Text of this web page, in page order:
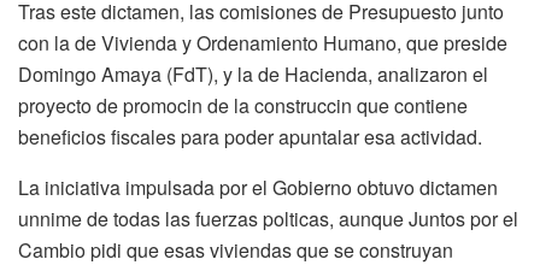
Tras este dictamen, las comisiones de Presupuesto junto
con la de Vivienda y Ordenamiento Humano, que preside
Domingo Amaya (FdT), y la de Hacienda, analizaron el
proyecto de promocin de la construccin que contiene
beneficios fiscales para poder apuntalar esa actividad.
La iniciativa impulsada por el Gobierno obtuvo dictamen
unnime de todas las fuerzas polticas, aunque Juntos por el
Cambio pidi que esas viviendas que se construyan